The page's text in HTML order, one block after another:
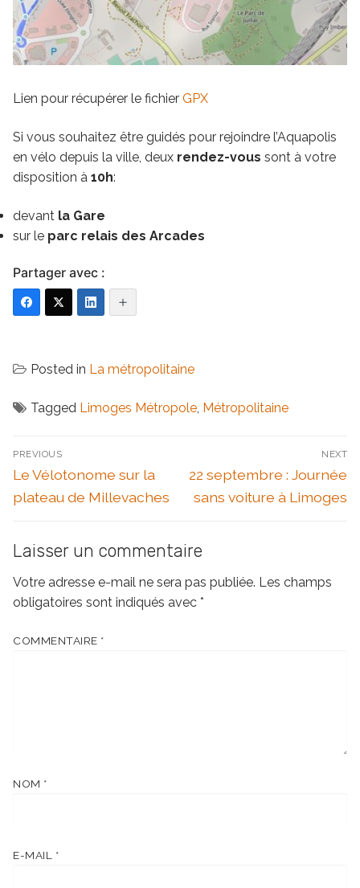
Lien pour récupérer le fichier GPX
Si vous souhaitez être guidés pour rejoindre l’Aquapolis
en vélo depuis la ville, deux rendez-vous sont à votre
disposition à 10h:
devant la Gare
sur le parc relais des Arcades
Partager avec :
Posted in La métropolitaine
Tagged Limoges Métropole Métropolitaine
Navigation
de
l’article
PREVIOUS
Previous
post:
Le Vélotonome sur la
plateau de Millevaches
NEXT
Next
post:
22 septembre : Journée
sans voiture à Limoges
Laisser un commentaire
Votre adresse e-mail ne sera pas publiée. Les champs
obligatoires sont indiqués avec *
COMMENTAIRE *
NOM *
E-MAIL *